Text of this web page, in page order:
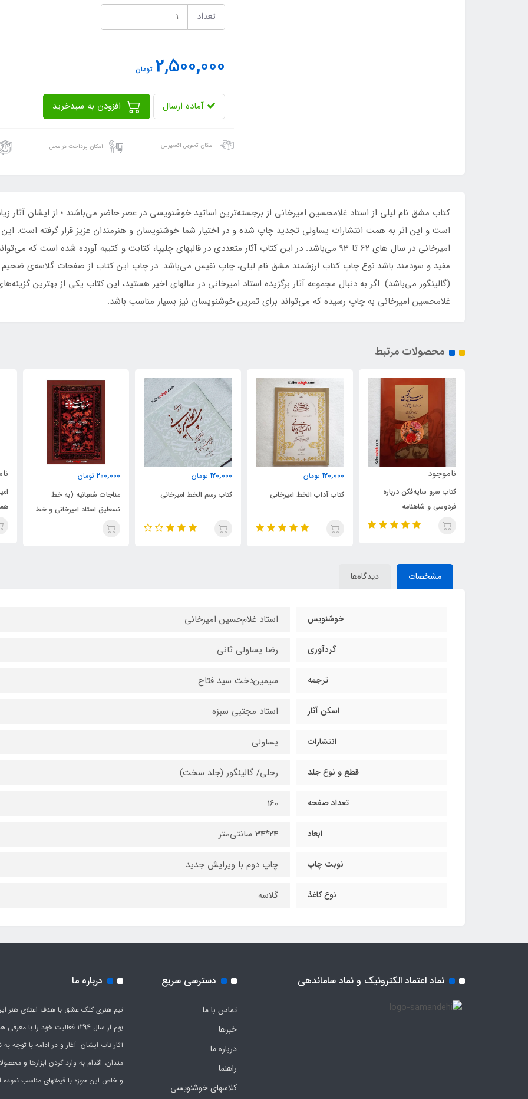
تعداد
2,500,000 تومان
آماده ارسال
امکان تحویل اکسپرس امکان پرداخت در محل
کتاب مشق نام لیلی از استاد غلامحسین امیرخانی از برجسته‌ترین اساتید خوشنویسی در عصر حاضر می‌باشند ؛ از ایشان
است و این اثر به همت انتشارات یساولی تجدید چاپ شده و در اختیار شما خوشنویسان و هنرمندان عزیز قرار گرفته است. این
امیرخانی در سال های 62 تا 93 می‌باشد. در این کتاب آثار متعددی در قالبهای چلیپا، کتابت و کتیبه آورده
مفید و سودمند باشد.نوع چاپ کتاب ارزشمند مشق نام لیلی، چاپ نفیس می‌باشد. در چاپ این کتاب از صفحات گلاسه‌ی
(گالینگور می‌باشد). اگر به دنبال مجموعه آثار برگزیده استاد امیرخانی در سالهای اخیر هستید، این کتاب یکی از بهترین
غلامحسین امیرخانی به چاپ رسیده که می‌تواند برای تمرین خوشنویسان نیز بسیار مناسب باشد.
محصولات مرتبط
120,000 تومان
کتاب آداب الخط امیرخانی
120,000 تومان
کتاب رسم الخط امیرخانی
200,000 تومان
مناجات شعبانیه (به خط
نسخ استاد بنی‌رضی)
ناموجود
امیرخانی از جوانی تا استادی
همراه با کریما جلی قلم
مشخصات دیدگاه‌ها
خوشنویس استاد غلام‌حسین امیرخانی
گردآوری رضا یساولی ثانی
ترجمه سیمین‌دخت سید فتاح
اسکن آثار استاد مجتبی سبزه
انتشارات یساولی
قطع و نوع جلد رحلی/ گالینگور (جلد سخت)
تعداد صفحه 160
ابعاد 24*34 سانتی‌متر
نوبت چاپ چاپ دوم با ویرایش جدید
نوع کاغذ گلاسه
نماد اعتماد الکترونیک و نماد ساماندهی دسترسی سریع
تماس با ما
خبرها
درباره ما
راهنما
کلاسهای خوشنویسی
درباره ما
تیم هنری کلک عشق با هدف اعتلای هنر
بوم از سال 1394 فعالیت خود را با
آثار ناب ایشان آغاز و در ادامه با توجه به
مندان، اقدام به وارد کردن ابزارها و
و خاص این حوزه با قیمتهای مناسب